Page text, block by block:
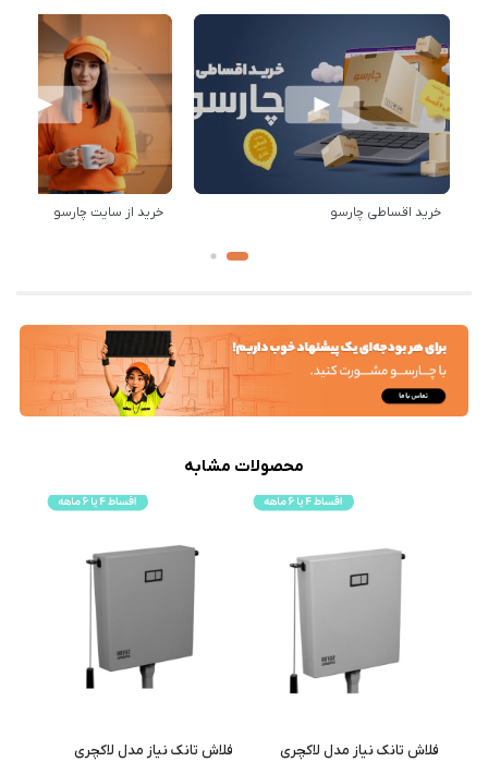
خرید اقساطی چارسو خرید از سایت چارسو
محصولات مشابه
فلاش تانک نیاز مدل لاکچری
فلاش تانک نیاز مدل لاکچری